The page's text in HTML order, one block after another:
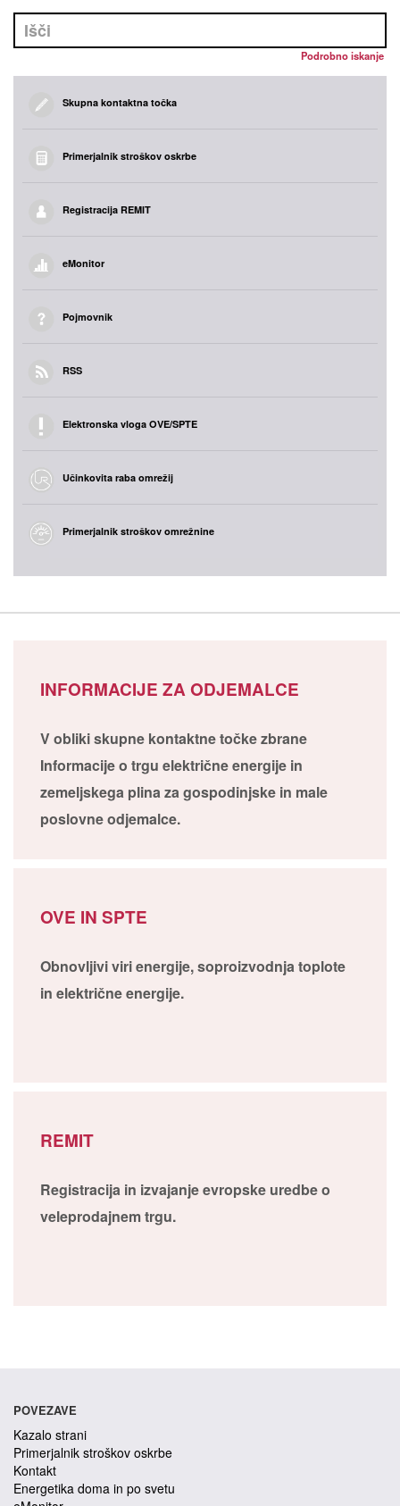
Podrobno iskanje
Skupna kontaktna točka
Primerjalnik stroškov oskrbe
Registracija REMIT
eMonitor
Pojmovnik
RSS
Elektronska vloga OVE/SPTE
Učinkovita raba omrežij
Primerjalnik stroškov omrežnine
INFORMACIJE ZA ODJEMALCE
V obliki skupne kontaktne točke zbrane
Informacije o trgu električne energije in
zemeljskega plina za gospodinjske in male
poslovne odjemalce.
OVE IN SPTE
Obnovljivi viri energije, soproizvodnja toplote
in električne energije.
REMIT
Registracija in izvajanje evropske uredbe o
veleprodajnem trgu.
POVEZAVE
Kazalo strani
Primerjalnik stroškov oskrbe
Kontakt
Energetika doma in po svetu